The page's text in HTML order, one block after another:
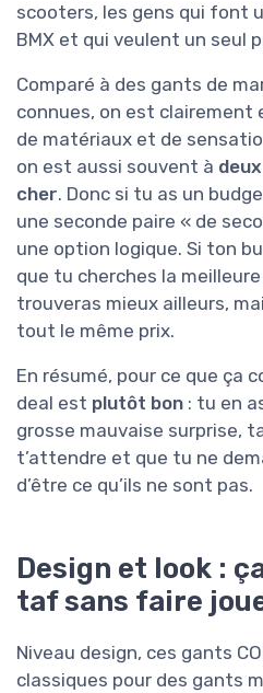
scooters, les gens qui font
BMX et qui veulent un seul
Comparé à des gants de
connues, on est clairement
de matériaux et de
on est aussi souvent à
cher. Donc si tu as un
une seconde paire « de
une option logique. Si ton
que tu cherches la
trouveras mieux ailleurs,
tout le même prix.
En résumé, pour ce que ça
deal est plutôt bon : tu en
grosse mauvaise surprise,
t’attendre et que tu ne
d’être ce qu’ils ne sont pas.
Design et look :
taf sans faire
Niveau design, ces gants
classiques pour des gants